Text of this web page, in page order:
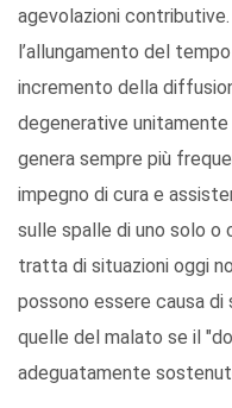
agevolazioni
l’allungamento del
incremento della
degenerative
genera sempre più
impegno di cura e
sulle spalle di uno solo o
tratta di situazioni oggi
possono essere causa
quelle del malato se il
adeguatamente